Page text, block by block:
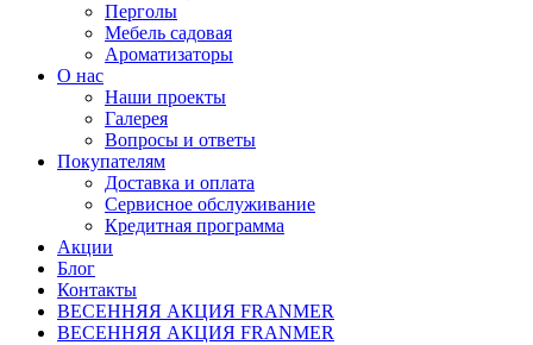
Перголы
Мебель садовая
Ароматизаторы
О нас
Наши проекты
Галерея
Вопросы и ответы
Покупателям
Доставка и оплата
Сервисное обслуживание
Кредитная программа
Акции
Блог
Контакты
ВЕСЕННЯЯ АКЦИЯ FRANMER
ВЕСЕННЯЯ АКЦИЯ FRANMER